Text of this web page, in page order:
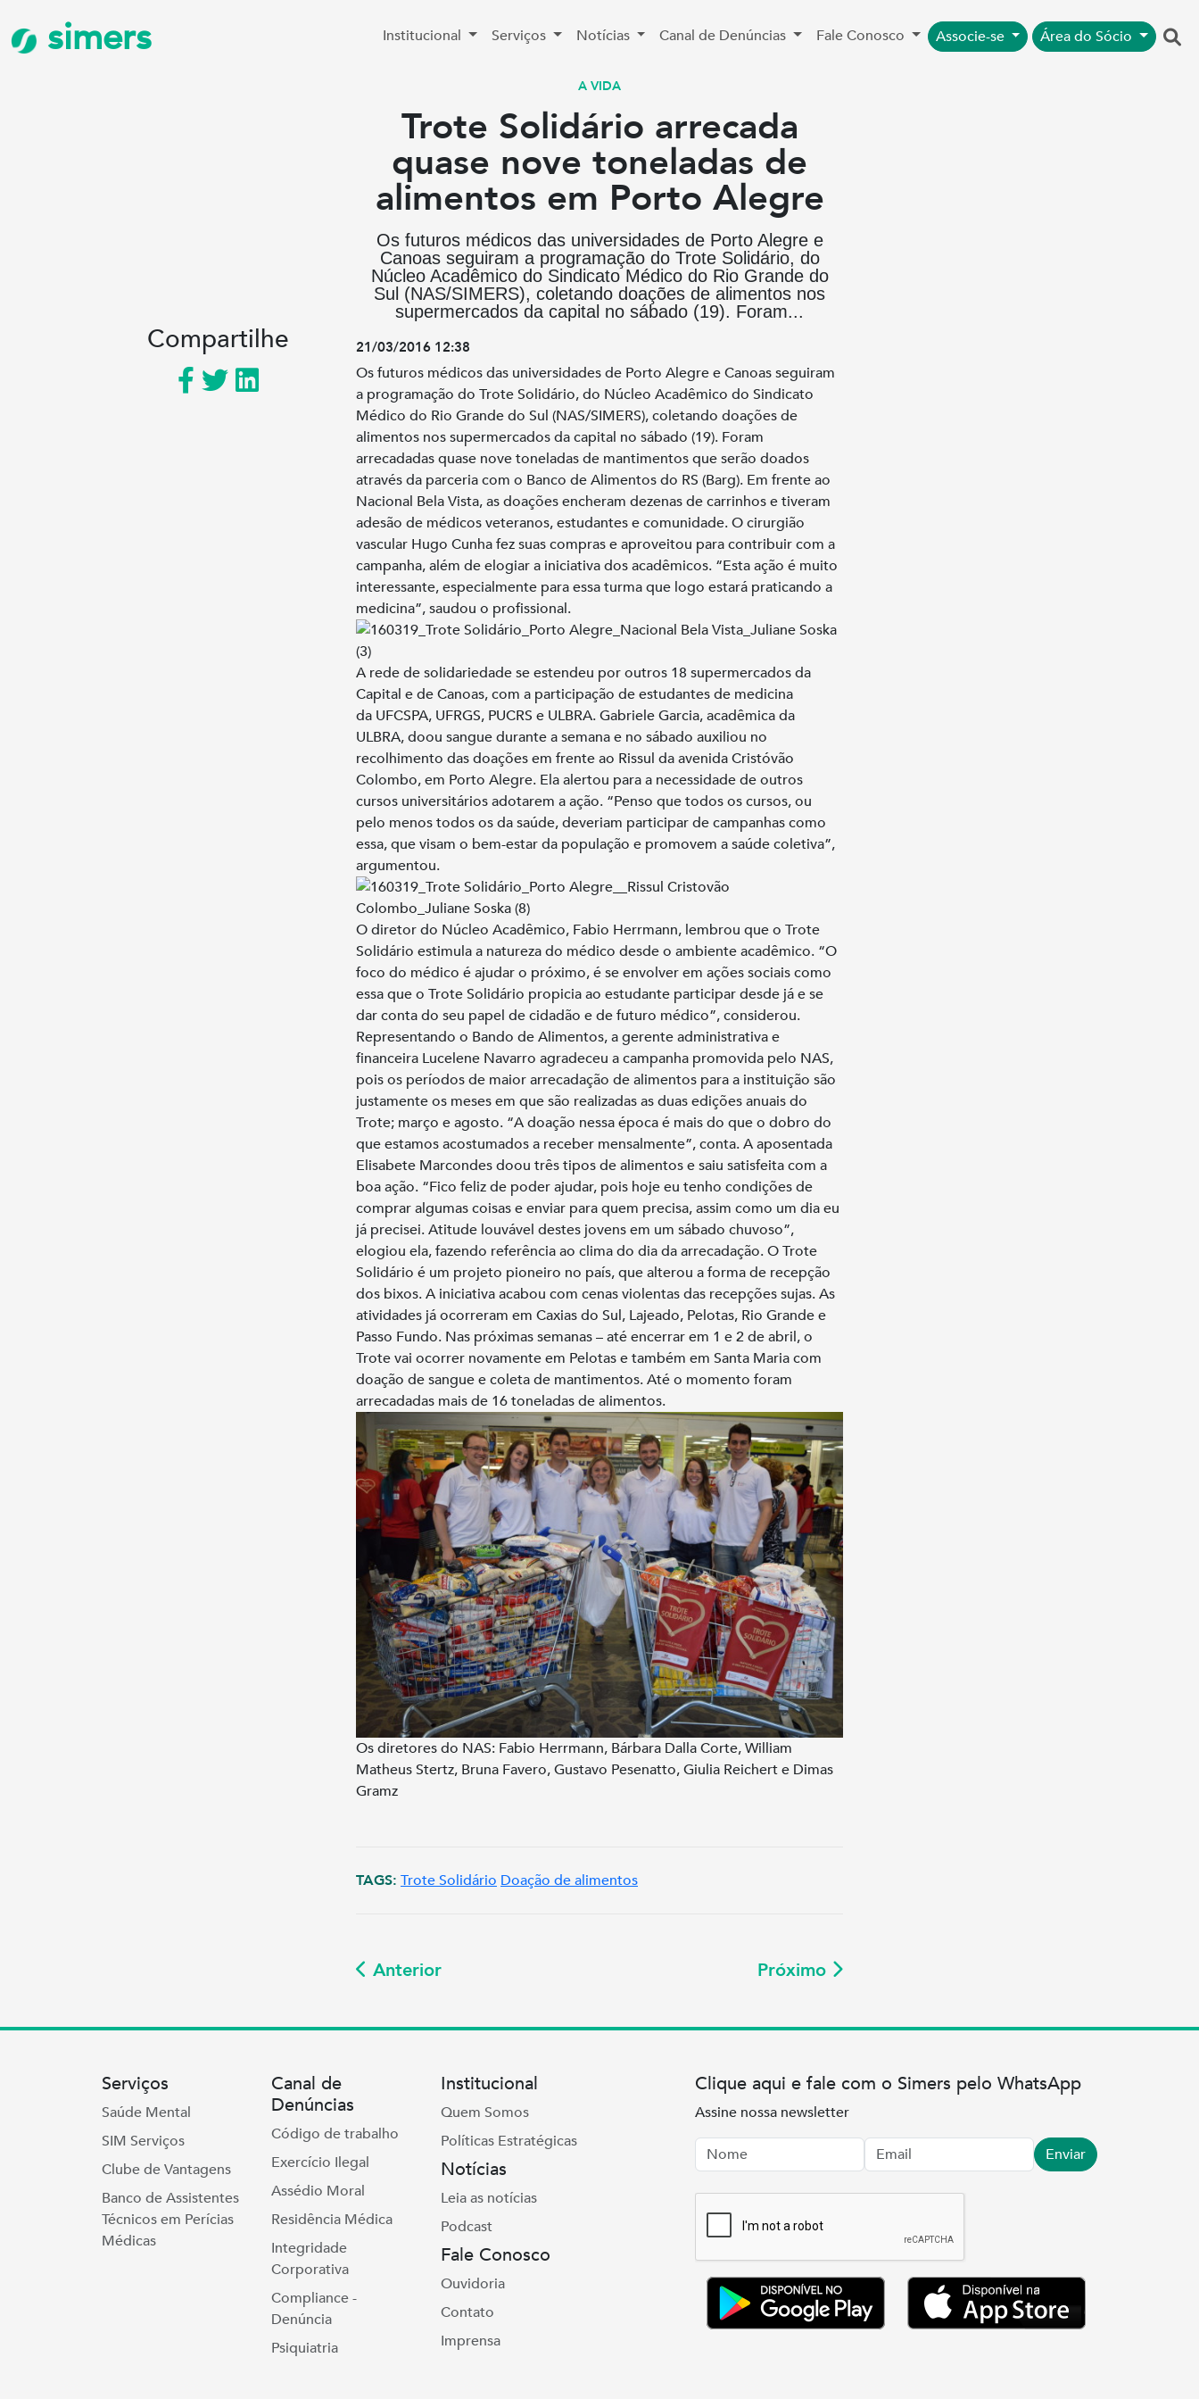
simers Institucional Serviços Notícias Canal de Denúncias Fale Conosco Associe-se Área do Sócio
A VIDA
Trote Solidário arrecada
quase nove toneladas de
alimentos em Porto Alegre
Os futuros médicos das universidades de Porto Alegre e
Canoas seguiram a programação do Trote Solidário, do
Núcleo Acadêmico do Sindicato Médico do Rio Grande do
Sul (NAS/SIMERS), coletando doações de alimentos nos
supermercados da capital no sábado (19). Foram...
Compartilhe 21/03/2016 12:38
Os futuros médicos das universidades de Porto Alegre e Canoas seguiram
a programação do Trote Solidário, do Núcleo Acadêmico do Sindicato
Médico do Rio Grande do Sul (NAS/SIMERS), coletando doações de
alimentos nos supermercados da capital no sábado (19). Foram
arrecadadas quase nove toneladas de mantimentos que serão doados
através da parceria com o Banco de Alimentos do RS (Barg). Em frente ao
Nacional Bela Vista, as doações encheram dezenas de carrinhos e tiveram
adesão de médicos veteranos, estudantes e comunidade. O cirurgião
vascular Hugo Cunha fez suas compras e aproveitou para contribuir com a
campanha, além de elogiar a iniciativa dos acadêmicos. “Esta ação é muito
interessante, especialmente para essa turma que logo estará praticando a
medicina”, saudou o profissional.
A rede de solidariedade se estendeu por outros 18 supermercados da
Capital e de Canoas, com a participação de estudantes de medicina
da UFCSPA, UFRGS, PUCRS e ULBRA. Gabriele Garcia, acadêmica da
ULBRA, doou sangue durante a semana e no sábado auxiliou no
recolhimento das doações em frente ao Rissul da avenida Cristóvão
Colombo, em Porto Alegre. Ela alertou para a necessidade de outros
cursos universitários adotarem a ação. “Penso que todos os cursos, ou
pelo menos todos os da saúde, deveriam participar de campanhas como
essa, que visam o bem-estar da população e promovem a saúde coletiva”,
argumentou.
O diretor do Núcleo Acadêmico, Fabio Herrmann, lembrou que o Trote
Solidário estimula a natureza do médico desde o ambiente acadêmico. “O
foco do médico é ajudar o próximo, é se envolver em ações sociais como
essa que o Trote Solidário propicia ao estudante participar desde já e se
dar conta do seu papel de cidadão e de futuro médico”, considerou.
Representando o Bando de Alimentos, a gerente administrativa e
financeira Lucelene Navarro agradeceu a campanha promovida pelo NAS,
pois os períodos de maior arrecadação de alimentos para a instituição são
justamente os meses em que são realizadas as duas edições anuais do
Trote; março e agosto. “A doação nessa época é mais do que o dobro do
que estamos acostumados a receber mensalmente”, conta. A aposentada
Elisabete Marcondes doou três tipos de alimentos e saiu satisfeita com a
boa ação. “Fico feliz de poder ajudar, pois hoje eu tenho condições de
comprar algumas coisas e enviar para quem precisa, assim como um dia eu
já precisei. Atitude louvável destes jovens em um sábado chuvoso”,
elogiou ela, fazendo referência ao clima do dia da arrecadação. O Trote
Solidário é um projeto pioneiro no país, que alterou a forma de recepção
dos bixos. A iniciativa acabou com cenas violentas das recepções sujas. As
atividades já ocorreram em Caxias do Sul, Lajeado, Pelotas, Rio Grande e
Passo Fundo. Nas próximas semanas – até encerrar em 1 e 2 de abril, o
Trote vai ocorrer novamente em Pelotas e também em Santa Maria com
doação de sangue e coleta de mantimentos. Até o momento foram
arrecadadas mais de 16 toneladas de alimentos.
Os diretores do NAS: Fabio Herrmann, Bárbara Dalla Corte, William
Matheus Stertz, Bruna Favero, Gustavo Pesenatto, Giulia Reichert e Dimas
Gramz
TAGS: Trote Solidário Doação de alimentos
Anterior Próximo
Serviços
Saúde Mental
SIM Serviços
Clube de Vantagens
Banco de Assistentes
Técnicos em Perícias
Médicas
Canal de
Denúncias
Código de trabalho
Exercício Ilegal
Assédio Moral
Residência Médica
Integridade
Corporativa
Compliance -
Denúncia
Psiquiatria
Institucional
Quem Somos
Políticas Estratégicas
Notícias
Leia as notícias
Podcast
Fale Conosco
Ouvidoria
Contato
Imprensa
Clique aqui e fale com o Simers pelo WhatsApp
Assine nossa newsletter
Nome
Email Enviar